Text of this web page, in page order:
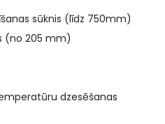
sūknis (līdz 750mm)
(no 205 mm)
dzesēšanas